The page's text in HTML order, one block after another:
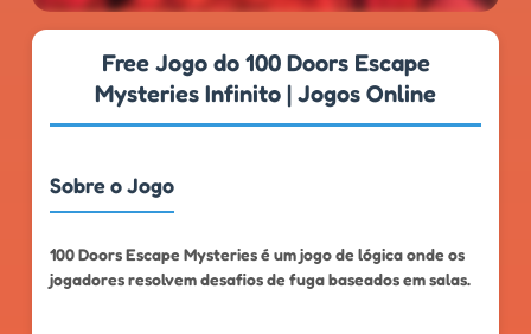
Free Jogo do 100 Doors Escape
Mysteries Infinito | Jogos Online
Sobre o Jogo
100 Doors Escape Mysteries é um jogo de lógica onde os
jogadores resolvem desafios de fuga baseados em salas.